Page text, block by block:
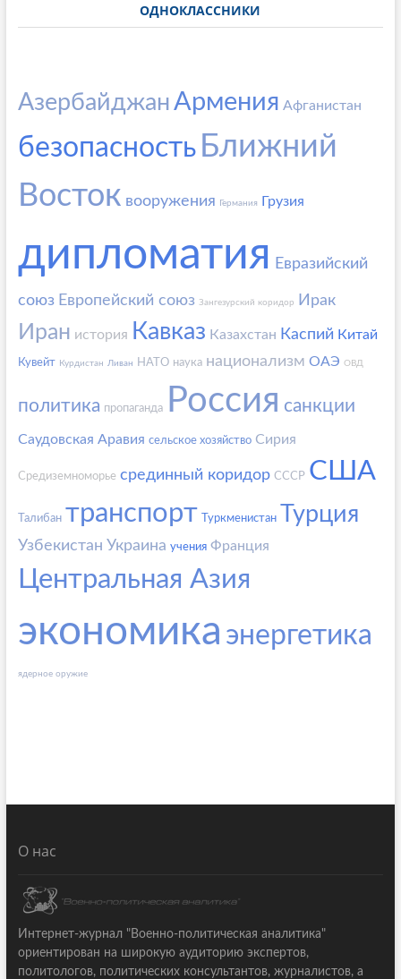
ОДНОКЛАССНИКИ
АзербайджанАрмения Афганистан
безопасность Ближний
Восток вооружения Германия Грузия
дипломатия Евразийский
союз Европейский союз Зангезурский коридор Ирак
Иран история Кавказ Казахстан Каспий Китай
Кувейт Курдистан Ливан НАТО наука национализм ОАЭ ОВД
политика пропаганда Россия санкции
Саудовская Аравия сельское хозяйство Сирия
Средиземноморье срединный коридор СССР США
Талибан транспорт Туркменистан Турция
Узбекистан Украина учения Франция
Центральная Азия
экономика энергетика
ядерное оружие
О нас
Интернет-журнал "Военно-политическая аналитика"
ориентирован на широкую аудиторию экспертов,
политологов, политических консультантов, журналистов, а